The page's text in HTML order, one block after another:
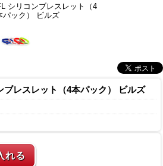
シリコンブレスレット（4
パック） ビルズ
レスレット（4本パック） ビルズ